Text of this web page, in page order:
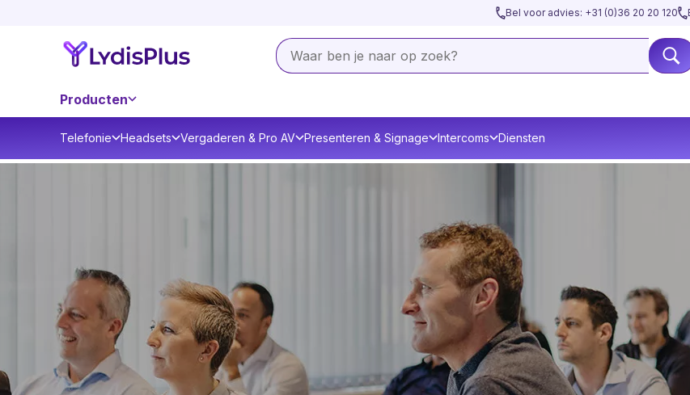
Bel voor advies: +31 (0)36 20 20 120
Producten
Telefonie Headsets Vergaderen & Pro AV Presenteren & Signage Intercoms Diensten